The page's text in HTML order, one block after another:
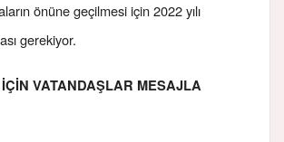
önüne geçilmesi için 2022 yılı
gerekiyor.
VATANDAŞLAR MESAJLA